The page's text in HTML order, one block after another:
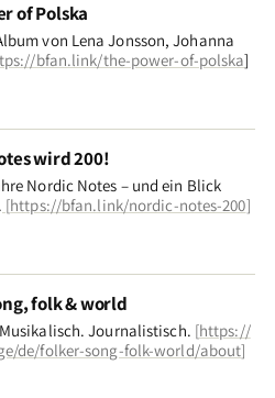
of Polska
von Lena Jonsson, Johanna
bfan.link/the-power-of-polska]
wird 200!
Nordic Notes – und ein Blick
. [https://bfan.link/nordic-notes-200]
folk & world
Journalistisch. [https://
de/folker-song-folk-world/about]